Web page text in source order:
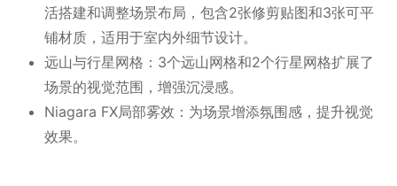
活搭建和调整场景布局，包含2张修剪贴图和3张可平
铺材质，适用于室内外细节设计。
远山与行星网格：3个远山网格和2个行星网格扩展了
场景的视觉范围，增强沉浸感。
Niagara FX局部雾效：为场景增添氛围感，提升视觉
效果。